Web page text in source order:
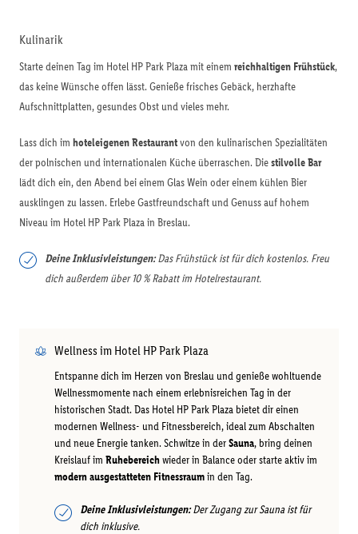
Kulinarik
Starte deinen Tag im Hotel HP Park Plaza mit einem reichhaltigen Frühstück,
das keine Wünsche offen lässt. Genieße frisches Gebäck, herzhafte
Aufschnittplatten, gesundes Obst und vieles mehr.
Lass dich im hoteleigenen Restaurantvon den kulinarischen Spezialitäten
der polnischen und internationalen Küche überraschen. Diestilvolle Bar
lädt dich ein, den Abend bei einem Glas Wein oder einem kühlen Bier
ausklingen zu lassen. Erlebe Gastfreundschaft und Genuss auf hohem
Niveau im Hotel HP Park Plaza in Breslau.
Deine Inklusivleistungen:Das Frühstück ist für dich kostenlos. Freu
dich außerdem über 10 % Rabatt im Hotelrestaurant.
Wellness im Hotel HP Park Plaza
Entspanne dich im Herzen von Breslau und genieße wohltuende
Wellnessmomente nach einem erlebnisreichen Tag in der
historischen Stadt. Das Hotel HP Park Plaza bietet dir einen
modernen Wellness- und Fitnessbereich, ideal zum Abschalten
und neue Energie tanken. Schwitze in derSauna, bring deinen
Kreislauf im Ruhebereichwieder in Balance oder starte aktiv im
modern ausgestatteten Fitnessraumin den Tag.
Deine Inklusivleistungen:Der Zugang zur Sauna ist für
dich inklusive.